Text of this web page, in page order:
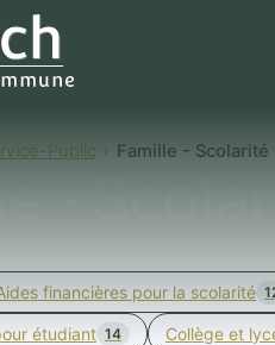
Public Famille - Scolarité
-
financières pour la scolarité
étudiant 14 Collège et